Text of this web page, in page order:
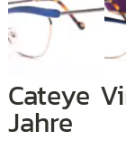
Cateye Vintagebrille der 90er
Jahre
+